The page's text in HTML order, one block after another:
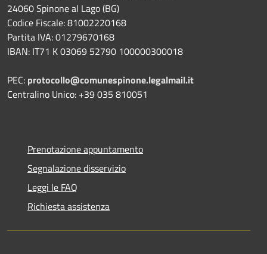
24060 Spinone al Lago (BG)
Codice Fiscale: 81002220168
Partita IVA: 01279670168
IBAN: IT71 K 03069 52790 100000300018
PEC: protocollo@comunespinone.legalmail.it
Centralino Unico: +39 035 810051
Prenotazione appuntamento
Segnalazione disservizio
Leggi le FAQ
Richiesta assistenza